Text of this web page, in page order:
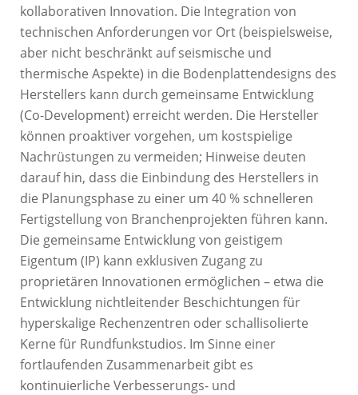
kollaborativen Innovation. Die Integration von
technischen Anforderungen vor Ort (beispielsweise,
aber nicht beschränkt auf seismische und
thermische Aspekte) in die Bodenplattendesigns des
Herstellers kann durch gemeinsame Entwicklung
(Co-Development) erreicht werden. Die Hersteller
können proaktiver vorgehen, um kostspielige
Nachrüstungen zu vermeiden; Hinweise deuten
darauf hin, dass die Einbindung des Herstellers in
die Planungsphase zu einer um 40 % schnelleren
Fertigstellung von Branchenprojekten führen kann.
Die gemeinsame Entwicklung von geistigem
Eigentum (IP) kann exklusiven Zugang zu
proprietären Innovationen ermöglichen – etwa die
Entwicklung nichtleitender Beschichtungen für
hyperskalige Rechenzentren oder schallisolierte
Kerne für Rundfunkstudios. Im Sinne einer
fortlaufenden Zusammenarbeit gibt es
kontinuierliche Verbesserungs- und